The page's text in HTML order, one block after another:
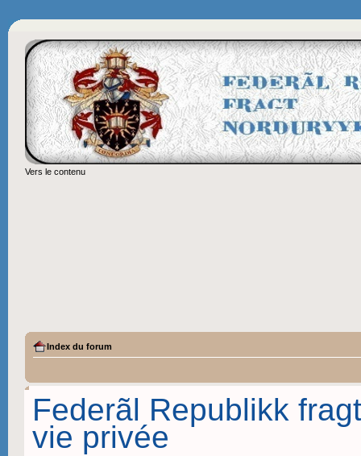
Vers le contenu
Index du forum
Federãl Republikk
vie privée